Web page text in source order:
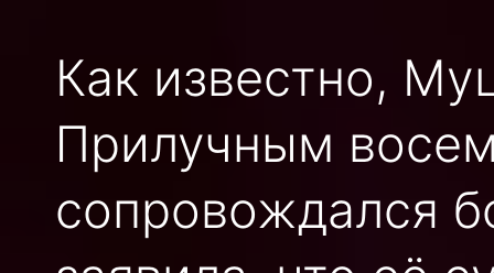
Как известно,
Прилучным
сопровождался